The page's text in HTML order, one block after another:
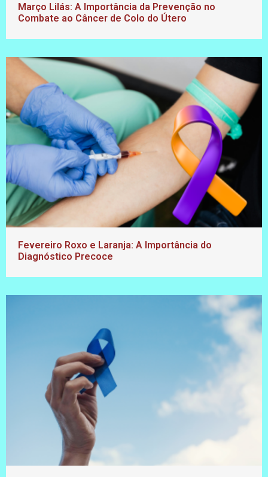
Março Lilás: A Importância da Prevenção no
Combate ao Câncer de Colo do Útero
Fevereiro Roxo e Laranja: A Importância do
Diagnóstico Precoce